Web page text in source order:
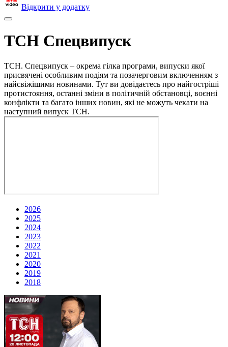
Відкрити у додатку
ТСН Спецвипуск
ТСН. Спецвипуск – окрема гілка програми, випуски якої
присвячені особливим подіям та позачерговим включенням з
найсвіжішими новинами. Тут ви довідаєтесь про найгостріші
протистояння, останні зміни в політичній обстановці, воєнні
конфлікти та багато інших новин, які не можуть чекати на
наступний випуск ТСН.
2026
2025
2024
2023
2022
2021
2020
2019
2018